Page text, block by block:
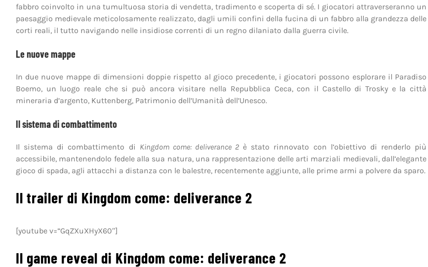
fabbro coinvolto in una tumultuosa storia di vendetta, tradimento e scoperta di sé. I giocatori attraverseranno un
paesaggio medievale meticolosamente realizzato, dagli umili confini della fucina di un fabbro alla grandezza delle
corti reali, il tutto navigando nelle insidiose correnti di un regno dilaniato dalla guerra civile.
Le nuove mappe
In due nuove mappe di dimensioni doppie rispetto al gioco precedente, i giocatori possono esplorare il Paradiso
Boemo, un luogo reale che si può ancora visitare nella Repubblica Ceca, con il Castello di Trosky e la città
mineraria d’argento, Kuttenberg, Patrimonio dell’Umanità dell’Unesco.
Il sistema di combattimento
Il sistema di combattimento di Kingdom come: deliverance 2 è stato rinnovato con l’obiettivo di renderlo più
accessibile, mantenendolo fedele alla sua natura, una rappresentazione delle arti marziali medievali, dall’elegante
gioco di spada, agli attacchi a distanza con le balestre, recentemente aggiunte, alle prime armi a polvere da sparo.
Il trailer di Kingdom come: deliverance 2
[youtube v=”GqZXuXHyX60″]
Il game reveal di Kingdom come: deliverance 2